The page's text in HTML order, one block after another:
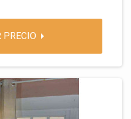
PRECIO